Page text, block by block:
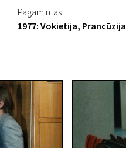
Pagamintas
1977: Vokietija, Prancūzija